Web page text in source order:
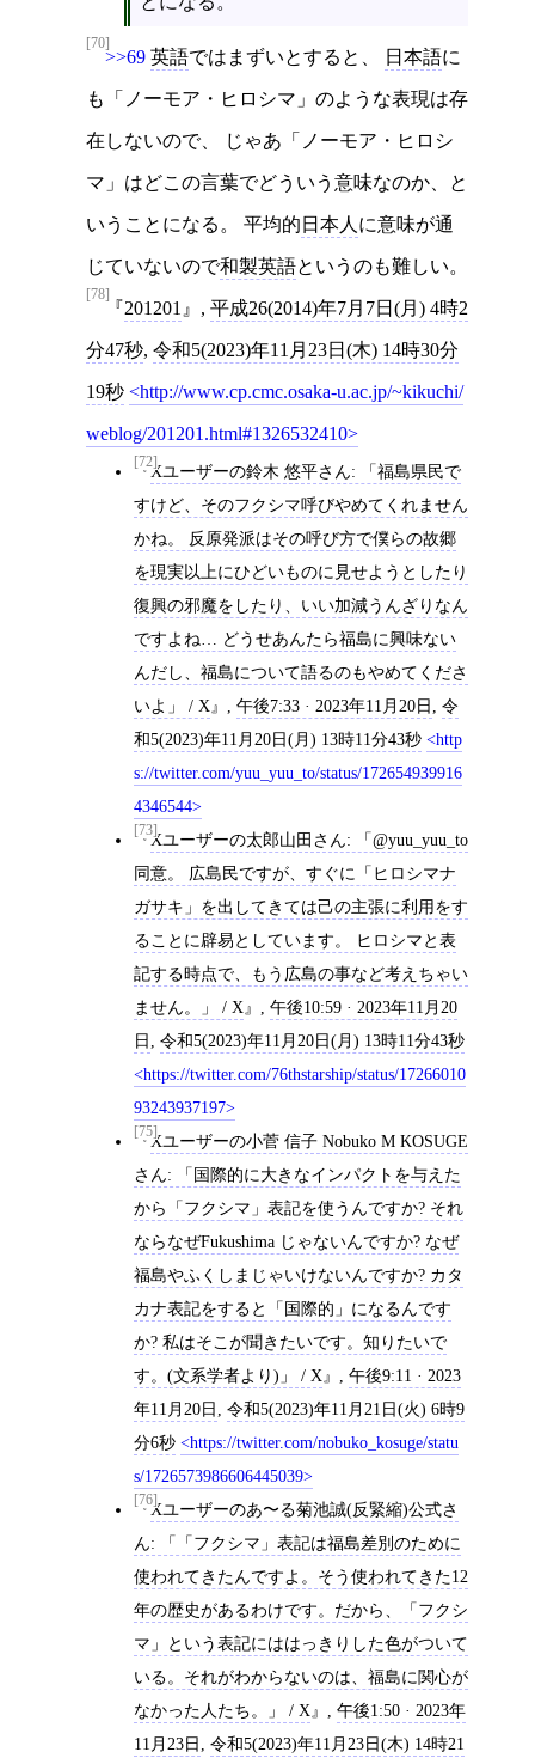
[70]
>>69 英語ではまずいとすると、 日本語に
も「ノーモア・ヒロシマ」のような表現は存
在しないので、 じゃあ「ノーモア・ヒロシ
マ」はどこの言葉でどういう意味なのか、と
いうことになる。 平均的 日本人 に意味が通
じていないので和製英語というのも難しい。
[78]
201201 , 平成26(2014)年7月7日(月) 4時2
分47秒, 令和5(2023)年11月23日(木) 14時30分
19秒 http://www.cp.cmc.osaka-u.ac.jp/~kikuchi/
weblog/201201.html#1326532410
[72]Xユーザーの鈴木 悠平さん: 「福島県民で
すけど、そのフクシマ呼びやめてくれません
かね。 反原発派はその呼び方で僕らの故郷
を現実以上にひどいものに見せようとしたり
復興の邪魔をしたり、いい加減うんざりなん
ですよね… どうせあんたら福島に興味ない
んだし、福島について語るのもやめてくださ
いよ」 / X
, 午後7:33 · 2023年11月20日, 令
和5(2023)年11月20日(月) 13時11分43秒
http
s://twitter.com/yuu_yuu_to/status/172654939916
4346544
[73]Xユーザーの太郎山田さん: 「@yuu_yuu_to
同意。 広島民ですが、すぐに「ヒロシマナ
ガサキ」を出してきては己の主張に利用をす
ることに辟易としています。 ヒロシマと表
記する時点で、もう広島の事など考えちゃい
ません。」 / X
, 午後10:59 · 2023年11月20
日, 令和5(2023)年11月20日(月) 13時11分43秒
https://twitter.com/76thstarship/status/17266010
93243937197
[75]Xユーザーの小菅 信子 Nobuko M KOSUGE
さん: 「国際的に大きなインパクトを与えた
から「フクシマ」表記を使うんですか? それ
ならなぜFukushima じゃないんですか? なぜ
福島やふくしまじゃいけないんですか? カタ
カナ表記をすると「国際的」になるんです
か? 私はそこが聞きたいです。知りたいで
す。(文系学者より)」 / X
, 午後9:11 · 2023
年11月20日, 令和5(2023)年11月21日(火) 6時9
分6秒
https://twitter.com/nobuko_kosuge/statu
s/1726573986606445039
[76]Xユーザーのあ〜る菊池誠(反緊縮)公式さ
ん: 「「フクシマ」表記は福島差別のために
使われてきたんですよ。そう使われてきた12
年の歴史があるわけです。だから、「フクシ
マ」という表記にははっきりした色がついて
いる。それがわからないのは、福島に関心が
なかった人たち。」 / X
, 午後1:50 · 2023年
11月23日, 令和5(2023)年11月23日(木) 14時21